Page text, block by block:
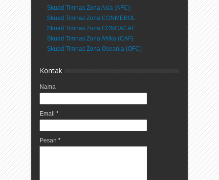
Skuad Timnas Zona Asia (AFC)
Skuad Timnas Zona CONMEBOL
Skuad Timnas Zona CONCACAF
Skuad Timnas Zona Afrika (CAF)
Skuad Timnas Zona Oseania (OFC)
Kontak
Nama
Email *
Pesan *